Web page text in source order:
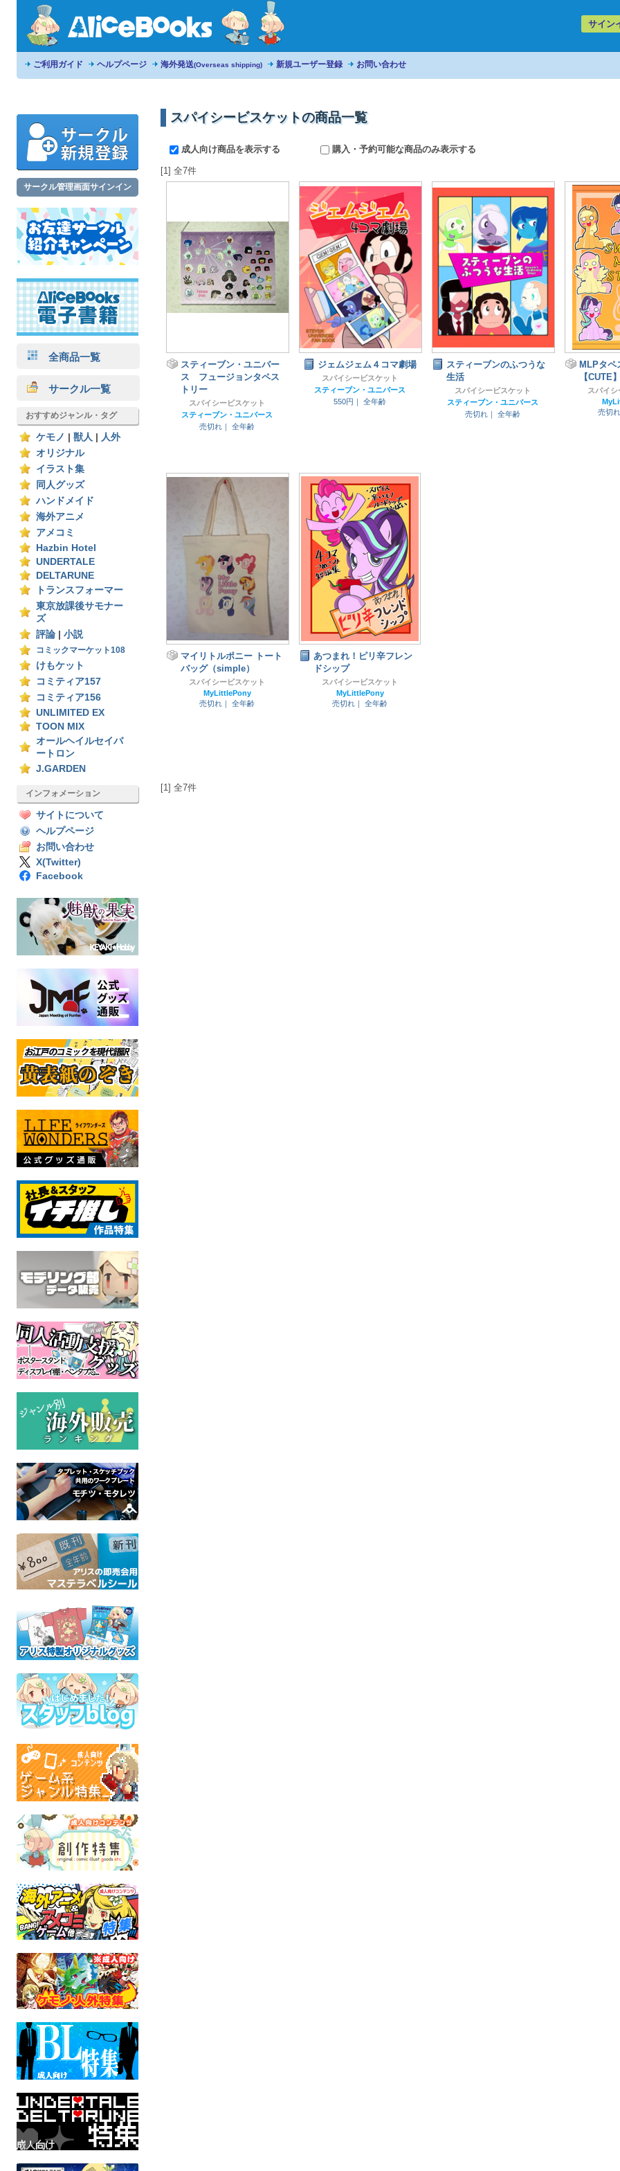
サイン
ご利用ガイド ヘルプページ 海外発送(Overseas shipping) 新規ユーザー登録 お問い合わせ
サークル管理画面サインイン
全商品一覧
サークル一覧
おすすめジャンル・タグ
ケモノ 獣人
人外
オリジナル
イラスト集
同人グッズ
ハンドメイド
海外アニメ
アメコミ
Hazbin Hotel
UNDERTALE
DELTARUNE
トランスフォーマー
東京放課後サモナー
ズ
評論
小説
コミックマーケット108
けもケット
コミティア157
コミティア156
UNLIMITED EX
TOON MIX
オールヘイルセイバ
ートロン
J.GARDEN
インフォメーション
サイトについて
ヘルプページ
お問い合わせ
X(Twitter)
Facebook
スパイシービスケットの商品一覧
成人向け商品を表示する 購入・予約可能な商品のみ表示する
[1] 全7件
スティーブン・ユニバー
ス フュージョンタペス
トリー
スパイシービスケット
スティーブン・ユニバース
売切れ｜
全年齢
ジェムジェム４コマ劇場
スパイシービスケット
スティーブン・ユニバース
550円｜
全年齢
スティーブンのふつうな
生活
スパイシービスケット
スティーブン・ユニバース
売切れ｜
全年齢
MLPタペ
【CUTE】
スパイシ
売切れ
マイリトルポニー トート
バッグ（simple）
スパイシービスケット
MyLittlePony
売切れ｜
全年齢
あつまれ！ピリ辛フレン
ドシップ
スパイシービスケット
MyLittlePony
売切れ｜
全年齢
[1] 全7件